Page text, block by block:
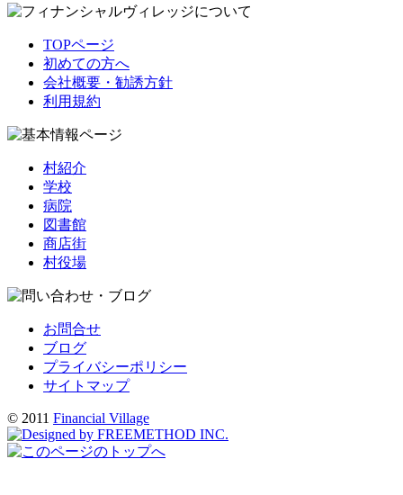
TOPページ
初めての方へ
会社概要・勧誘方針
利用規約
村紹介
学校
病院
図書館
商店街
村役場
お問合せ
ブログ
プライバシーポリシー
サイトマップ
© 2011 Financial Village